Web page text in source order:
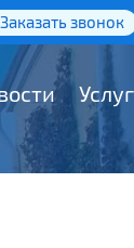
Заказать звонок